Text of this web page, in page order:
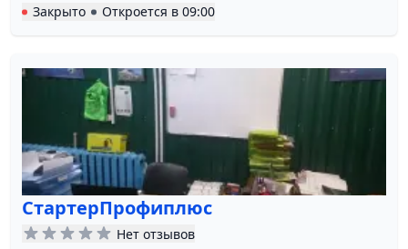
Закрыто
Откроется в 09:00
СтартерПрофиплюс
Нет отзывов